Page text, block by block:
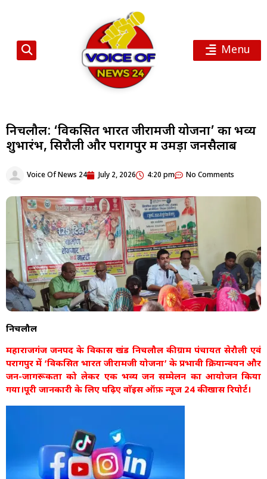
Menu
निचलौल: ‘विकसित भारत जीरामजी योजना’ का भव्य
शुभारंभ, सिरौली और परागपुर में उमड़ा जनसैलाब
Voice Of News 24 July 2, 2026 4:20 pm No Comments
निचलौल
महाराजगंज जनपद के विकास खंड निचलौल की ग्राम पंचायत सेरौली एवं
परागपुर में ‘विकसित भारत जीरामजी योजना’ के प्रभावी क्रियान्वयन और
जन-जागरूकता को लेकर एक भव्य जन सम्मेलन का आयोजन किया
गया।पूरी जानकारी के लिए पढ़िए वाॅइस ऑफ़ न्यूज 24 की खास रिपोर्ट।